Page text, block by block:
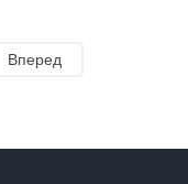
Вперед